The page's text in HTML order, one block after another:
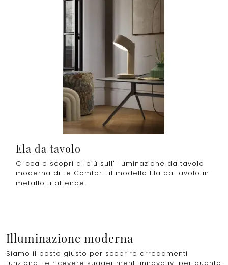
Ela da tavolo
Clicca e scopri di più sull'Illuminazione da tavolo
moderna di Le Comfort: il modello Ela da tavolo in
metallo ti attende!
Illuminazione moderna
Siamo il posto giusto per scoprire arredamenti
funzionali e ricevere suggerimenti innovativi per quanto